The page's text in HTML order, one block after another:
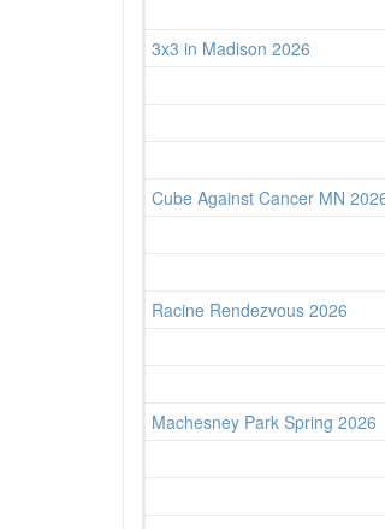
3x3 in Madison 2026
Cube Against Cancer MN
Racine Rendezvous 2026
Machesney Park Spring 2026